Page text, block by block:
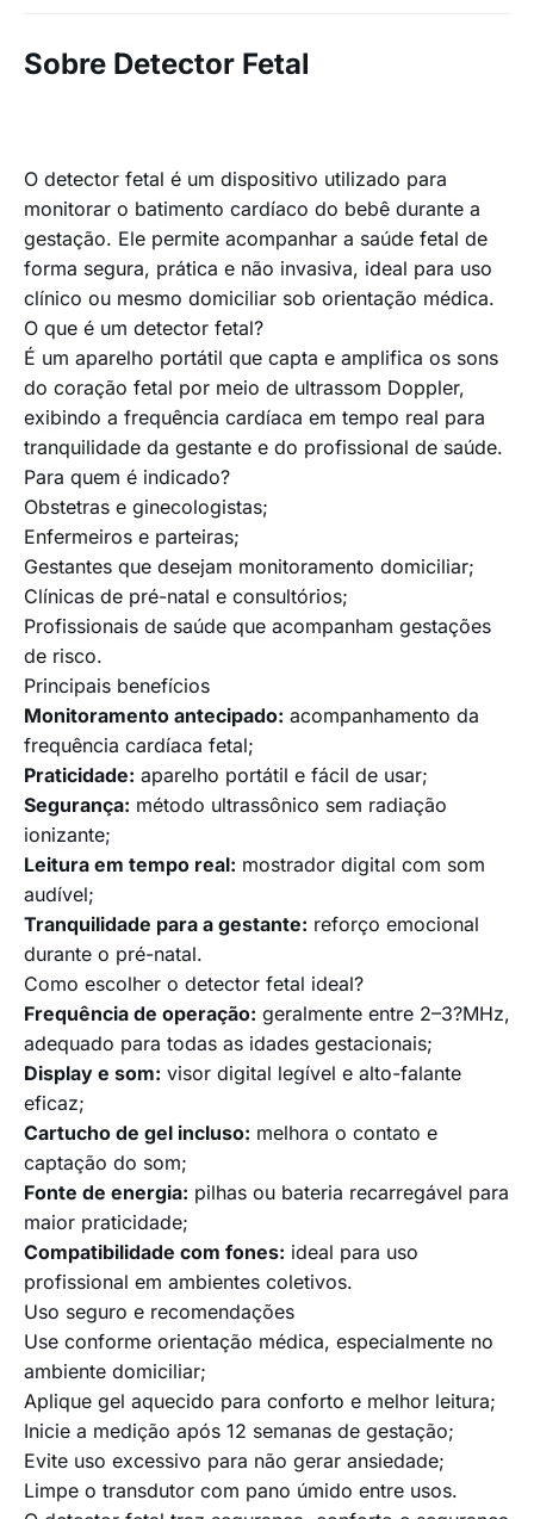
Sobre Detector Fetal
O detector fetal é um dispositivo utilizado para
monitorar o batimento cardíaco do bebê durante a
gestação. Ele permite acompanhar a saúde fetal de
forma segura, prática e não invasiva, ideal para uso
clínico ou mesmo domiciliar sob orientação médica.
O que é um detector fetal?
É um aparelho portátil que capta e amplifica os sons
do coração fetal por meio de ultrassom Doppler,
exibindo a frequência cardíaca em tempo real para
tranquilidade da gestante e do profissional de saúde.
Para quem é indicado?
Obstetras e ginecologistas;
Enfermeiros e parteiras;
Gestantes que desejam monitoramento domiciliar;
Clínicas de pré-natal e consultórios;
Profissionais de saúde que acompanham gestações
de risco.
Principais benefícios
Monitoramento antecipado: acompanhamento da
frequência cardíaca fetal;
Praticidade: aparelho portátil e fácil de usar;
Segurança: método ultrassônico sem radiação
ionizante;
Leitura em tempo real: mostrador digital com som
audível;
Tranquilidade para a gestante: reforço emocional
durante o pré-natal.
Como escolher o detector fetal ideal?
Frequência de operação: geralmente entre 2–3?MHz,
adequado para todas as idades gestacionais;
Display e som: visor digital legível e alto-falante
eficaz;
Cartucho de gel incluso: melhora o contato e
captação do som;
Fonte de energia: pilhas ou bateria recarregável para
maior praticidade;
Compatibilidade com fones: ideal para uso
profissional em ambientes coletivos.
Uso seguro e recomendações
Use conforme orientação médica, especialmente no
ambiente domiciliar;
Aplique gel aquecido para conforto e melhor leitura;
Inicie a medição após 12 semanas de gestação;
Evite uso excessivo para não gerar ansiedade;
Limpe o transdutor com pano úmido entre usos.